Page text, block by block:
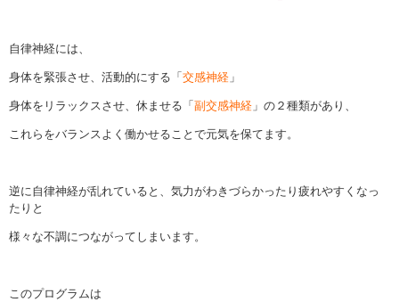
自律神経には、
身体を緊張させ、活動的にする「 交感神経 」
身体をリラックスさせ、休ませる「 副交感神経 」の２種類があり、
これらをバランスよく働かせることで元気を保てます。
逆に自律神経が乱れていると、気力がわきづらかったり疲れやすくなっ
たりと
様々な不調につながってしまいます。
このプログラムは